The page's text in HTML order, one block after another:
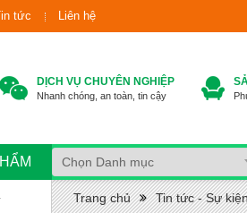
tức Liên hệ
DỊCH VỤ CHUYÊN NGHIỆP
Nhanh chóng, an toàn, tin cậy
Trang chủ Tin tức - Sự